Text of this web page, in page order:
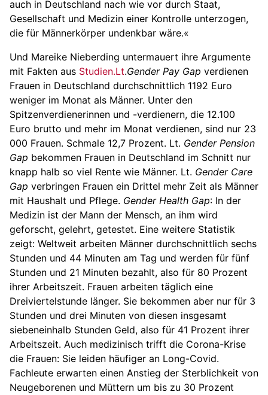
auch in Deutschland nach wie vor durch Staat,
Gesellschaft und Medizin einer Kontrolle unterzogen,
die für Männerkörper undenkbar wäre.«
Und Mareike Nieberding untermauert ihre Argumente
mit Fakten aus Studien.Lt.Gender Pay Gap verdienen
Frauen in Deutschland durchschnittlich 1192 Euro
weniger im Monat als Männer. Unter den
Spitzenverdienerinnen und -verdienern, die 12.100
Euro brutto und mehr im Monat verdienen, sind nur 23
000 Frauen. Schmale 12,7 Prozent. Lt. Gender Pension
Gap bekommen Frauen in Deutschland im Schnitt nur
knapp halb so viel Rente wie Männer. Lt. Gender Care
Gap verbringen Frauen ein Drittel mehr Zeit als Männer
mit Haushalt und Pflege. Gender Health Gap: In der
Medizin ist der Mann der Mensch, an ihm wird
geforscht, gelehrt, getestet. Eine weitere Statistik
zeigt: Weltweit arbeiten Männer durchschnittlich sechs
Stunden und 44 Minuten am Tag und werden für fünf
Stunden und 21 Minuten bezahlt, also für 80 Prozent
ihrer Arbeitszeit. Frauen arbeiten täglich eine
Dreiviertelstunde länger. Sie bekommen aber nur für 3
Stunden und drei Minuten von diesen insgesamt
siebeneinhalb Stunden Geld, also für 41 Prozent ihrer
Arbeitszeit. Auch medizinisch trifft die Corona-Krise
die Frauen: Sie leiden häufiger an Long-Covid.
Fachleute erwarten einen Anstieg der Sterblichkeit von
Neugeborenen und Müttern um bis zu 30 Prozent